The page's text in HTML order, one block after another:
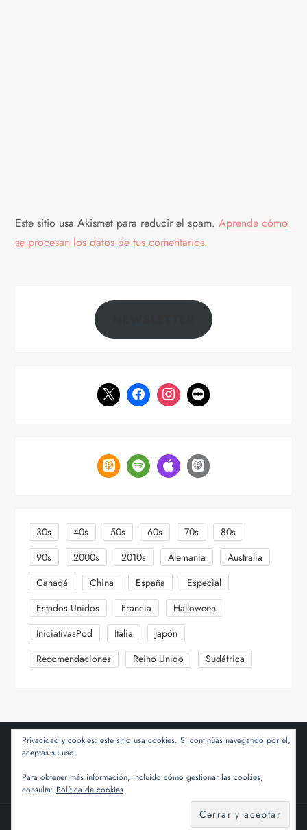
Este sitio usa Akismet para reducir el spam.Aprende cómo
se procesan los datos de tus comentarios.
30s 40s 50s 60s 70s
80s
90s
2000s 2010s Alemania
Australia
Canadá
China España
Especial
Estados Unidos
Francia
Halloween
IniciativasPod
Italia
Japón
Recomendaciones
Reino Unido Sudáfrica
Privacidad y cookies: este sitio usa cookies. Si continúas navegando por él,
aceptas su uso.
Para obtener más información, incluido cómo gestionar las cookies,
consulta: Política de cookies
Kantipur Themes